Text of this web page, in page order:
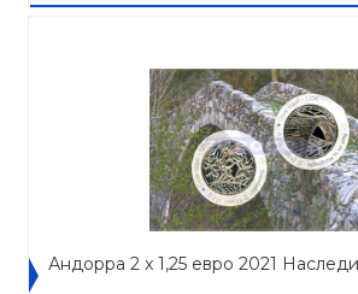
Андорра 2 x 1,25 евро 2021